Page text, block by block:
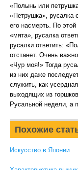
«Полынь или
«Петрушка», русалка
его насмерть. По
«мята», русалка
русалки ответить:
отстанет. Очень
«Чур моя!» Тогда
из них даже
служить, как
выходящих из
Русальной недели, а
Похожие
Искусство в Японии